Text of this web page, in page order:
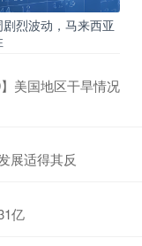
烈波动，马来西亚
美国地区干旱情况
展适得其反
亿